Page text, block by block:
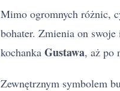
Mimo ogromnych różnic,
bohater. Zmienia on
kochanka Gustawa, aż po
Zewnętrznym symbolem